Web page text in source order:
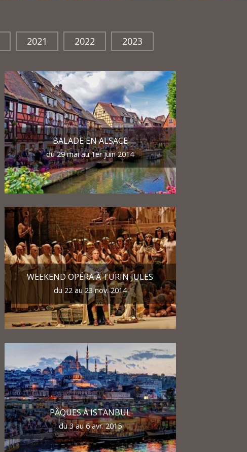
2021 2022 2023
BALADE EN ALSACE
du 29 mai au 1er juin 2014
WEEKEND OPÉRA À TURIN JULES
du 22 au 23 nov. 2014
PÂQUES À ISTANBUL
du 3 au 6 avr. 2015